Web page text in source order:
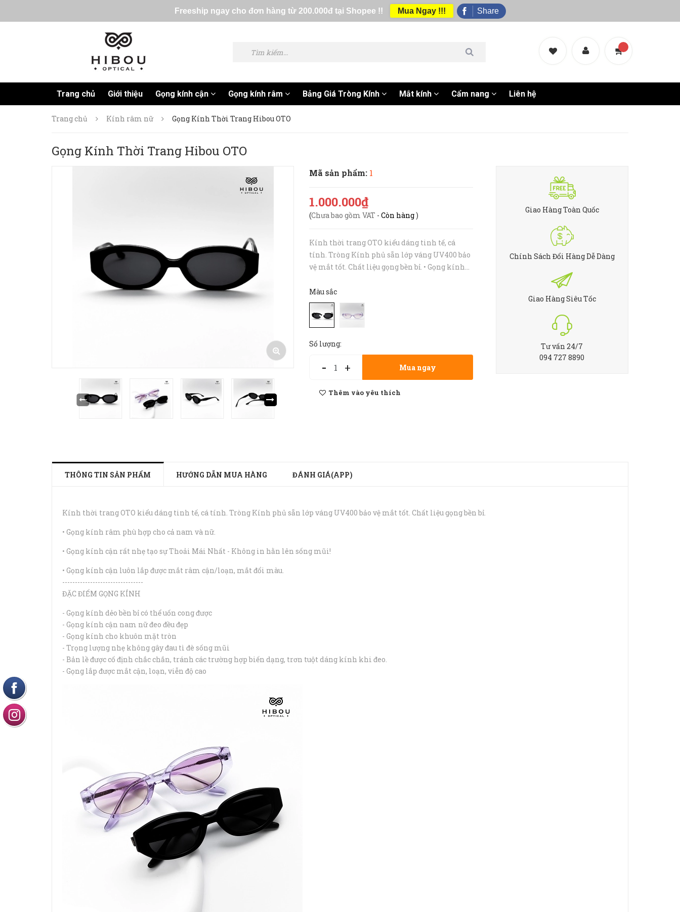
Trang chủ Giới thiệu Gọng kính cận Gọng kính râm Bảng Giá Tròng Kính Mắt kính Cẩm nang Liên hệ
Trang chủ Kính râm nữ Gọng Kính Thời Trang Hibou OTO
Gọng Kính Thời Trang Hibou OTO
Mã sản phẩm: 1
1.000.000₫
(Chưa bao gồm VAT - Còn hàng)
Kính thời trang OTO kiểu dáng tinh tế, cá
tính. Tròng Kính phủ sẵn lớp váng UV400 bảo
vệ mắt tốt. Chất liệu gọng bền bỉ. • Gọng kính
cận rất nhẹ tạo sự Thoải Mái Nhất - Không in
hằn lên sống mũi! • Gọ...
Màu sắc
Số lượng:
- + Mua ngay
Thêm vào yêu thích
Giao Hàng Toàn Quốc
Chính Sách Đổi Hàng Dễ Dàng
Giao Hàng Siêu Tốc
Tư vấn 24/7
094 727 8890
THÔNG TIN SẢN PHẨM HƯỚNG DẪN MUA HÀNG ĐÁNH GIÁ(APP)
Kính thời trang OTO kiểu dáng tinh tế, cá tính. Tròng Kính phủ sẵn lớp váng UV400 bảo vệ mắt tốt. Chất liệu gọng bền bỉ.
• Gọng kính râm phù hợp cho cả nam và nữ.
• Gọng kính cận rất nhẹ tạo sự Thoải Mái Nhất - Không in hằn lên sống mũi!
• Gọng kính cận luôn lắp được mắt râm cận/loạn, mắt đổi màu.
--------------------------------
ĐẶC ĐIỂM GỌNG KÍNH
- Gọng kính dẻo bền bỉ có thể uốn cong được
- Gọng kính cận nam nữ đeo đều đẹp
- Gọng kính cho khuôn mặt tròn
- Trọng lượng nhẹ không gây đau tì đè sống mũi
- Bản lề được cố định chắc chắn, tránh các trường hợp biến dạng, trơn tuột dáng kính khi đeo.
- Gọng lắp được mắt cận, loạn, viễn độ cao
Freeship ngay cho đơn hàng từ 200.000đ tại Shopee !! Mua Ngay !!! Share